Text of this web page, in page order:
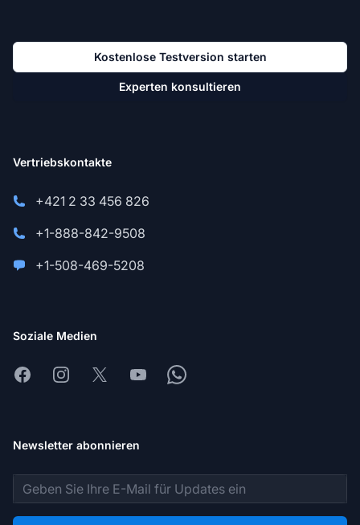
Kostenlose Testversion starten
Experten konsultieren
Vertriebskontakte
+421 2 33 456 826
+1-888-842-9508
+1-508-469-5208
Soziale Medien
FacebookInstagram
X YoutubeWhatsapp
Newsletter abonnieren
E-Mail-Adresse